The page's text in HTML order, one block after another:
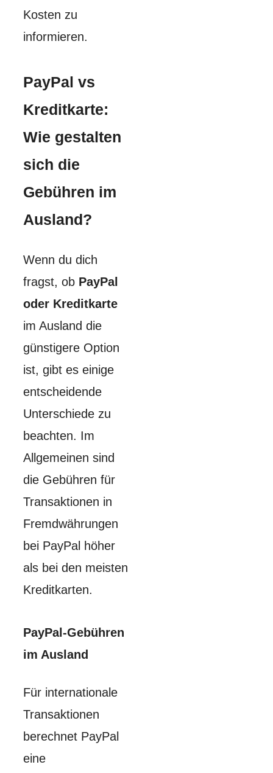
Kosten zu
informieren.
PayPal vs
Kreditkarte:
Wie gestalten
sich die
Gebühren im
Ausland?
Wenn du dich
fragst, ob PayPal
oder Kreditkarte
im Ausland die
günstigere Option
ist, gibt es einige
entscheidende
Unterschiede zu
beachten. Im
Allgemeinen sind
die Gebühren für
Transaktionen in
Fremdwährungen
bei PayPal höher
als bei den meisten
Kreditkarten.
PayPal-Gebühren
im Ausland
Für internationale
Transaktionen
berechnet PayPal
eine